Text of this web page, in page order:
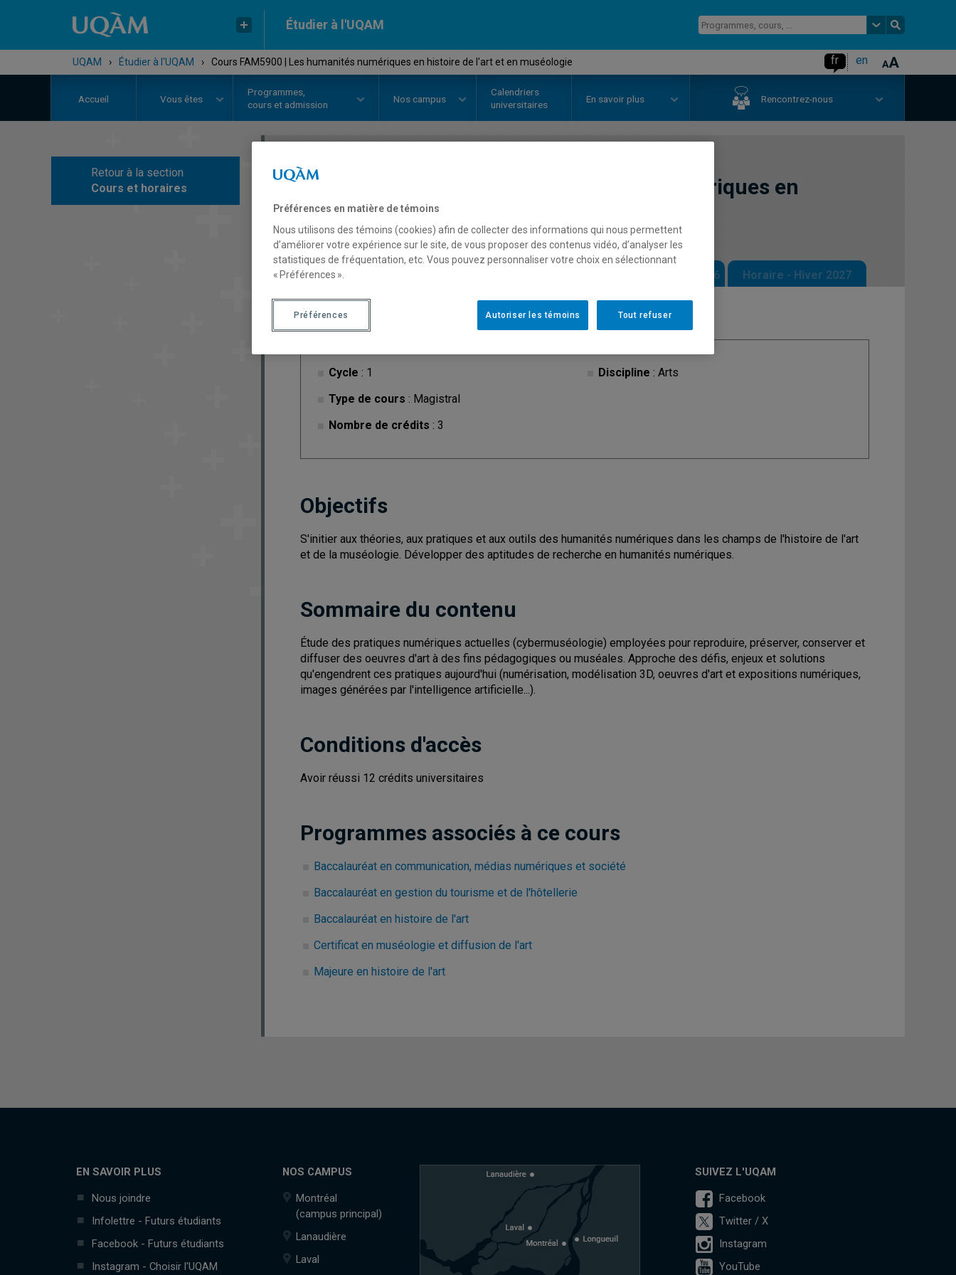
Étudier à l'UQAM
UQAM › Étudier à l'UQAM › Cours FAM5900 | Les humanités numériques en histoire de l'art et en muséologie fr en
Accueil Vous êtes
Programmes,
cours et admission
Nos campus
Calendriers
universitaires
En savoir plus Rencontrez-nous
Retour à la section
Cours et horaires
COURS
Les humanités numériques en
histoire de l'art et en muséologie
Description Horaire - Automne 2026 Horaire - Hiver 2027
Cycle : 1
Type de cours : Magistral
Nombre de crédits : 3
Discipline : Arts
Objectifs
S'initier aux théories, aux pratiques et aux outils des humanités numériques dans les champs de l'histoire de l'art
et de la muséologie. Développer des aptitudes de recherche en humanités numériques.
Sommaire du contenu
Étude des pratiques numériques actuelles (cybermuséologie) employées pour reproduire, préserver, conserver et
diffuser des oeuvres d'art à des fins pédagogiques ou muséales. Approche des défis, enjeux et solutions
qu'engendrent ces pratiques aujourd'hui (numérisation, modélisation 3D, oeuvres d'art et expositions numériques,
images générées par l'intelligence artificielle...).
Conditions d'accès
Avoir réussi 12 crédits universitaires
Programmes associés à ce cours
Baccalauréat en communication, médias numériques et société
Baccalauréat en gestion du tourisme et de l'hôtellerie
Baccalauréat en histoire de l'art
Certificat en muséologie et diffusion de l'art
Majeure en histoire de l'art
EN SAVOIR PLUS
Nous joindre
Infolettre - Futurs étudiants
Facebook - Futurs étudiants
Instagram - Choisir l'UQAM
NOS CAMPUS
Montréal
(campus principal)
Lanaudière
Laval
SUIVEZ L'UQAM
Facebook
Twitter / X
Instagram
YouTube
Préférences en matière de témoins
Nous utilisons des témoins (cookies) afin de collecter des informations qui nous permettent
d’améliorer votre expérience sur le site, de vous proposer des contenus vidéo, d’analyser les
statistiques de fréquentation, etc. Vous pouvez personnaliser votre choix en sélectionnant
« Préférences ».
Tout refuser
Autoriser les témoins
Préférences